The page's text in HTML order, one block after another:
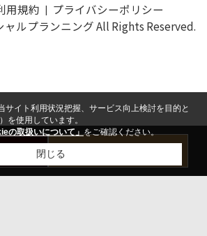
用規約
プライバシーポリシー
ルプランニング All Rights Reserved.
サイト利用状況把握、サービス向上検討を目的と
を使用しています。
の取扱いについて」をご確認ください。
閉じる